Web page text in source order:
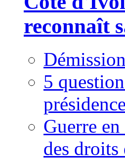
reconnaît
5
Guerre
des